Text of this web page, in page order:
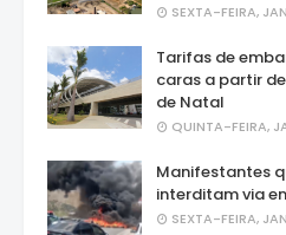
SEXTA-FEIRA,
Tarifas de
caras a partir
de Natal
QUINTA-FEIRA,
Manifestantes
interditam via
SEXTA-FEIRA,